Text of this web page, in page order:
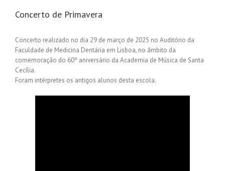
Concerto de Primavera
Concerto realizado no dia 29 de março de 2025 no Auditório da
Faculdade de Medicina Dentária em Lisboa, no âmbito da
comemoração do 60º aniversário da Academia de Música de Santa
Cecília.
Foram intérpretes os antigos alunos desta escola.